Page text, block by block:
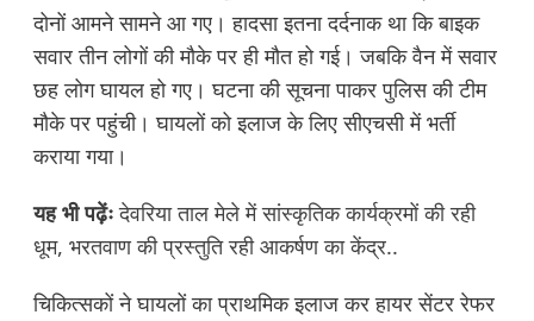
दोनों आमने सामने आ गए। हादसा इतना दर्दनाक था कि बाइक
सवार तीन लोगों की मौके पर ही मौत हो गई। जबकि वैन में सवार
छह लोग घायल हो गए। घटना की सूचना पाकर पुलिस की टीम
मौके पर पहुंची। घायलों को इलाज के लिए सीएचसी में भर्ती
कराया गया।
यह भी पढ़ेंः देवरिया ताल मेले में सांस्कृतिक कार्यक्रमों की रही
धूम, भरतवाण की प्रस्तुति रही आकर्षण का केंद्र..
चिकित्सकों ने घायलों का प्राथमिक इलाज कर हायर सेंटर रेफर